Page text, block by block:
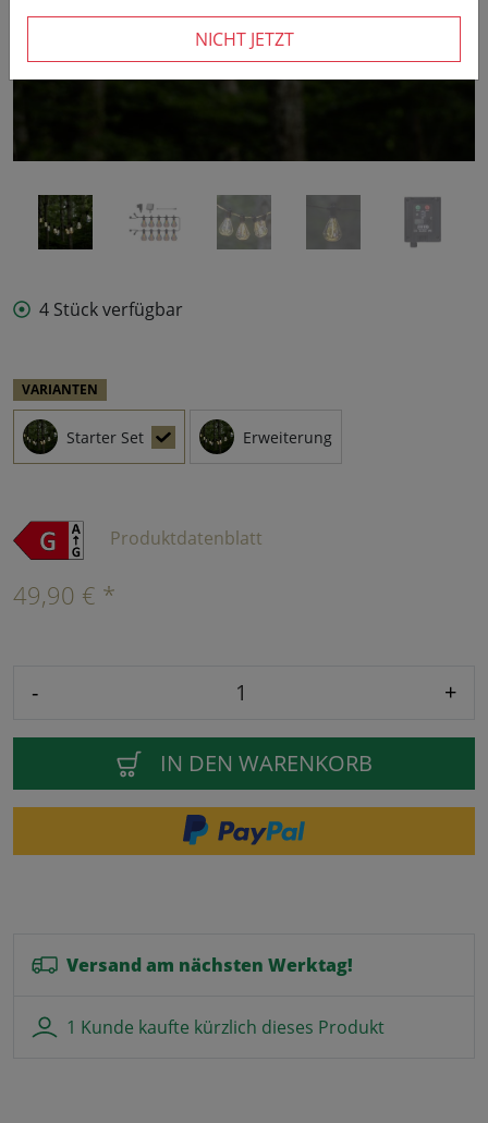
4 Stück verfügbar
VARIANTEN
Starter Set Erweiterung
Produktdatenblatt
49,90 € *
- +
IN DEN WARENKORB
Versand am nächsten Werktag!
1 Kunde kaufte kürzlich dieses Produkt
NICHT JETZT